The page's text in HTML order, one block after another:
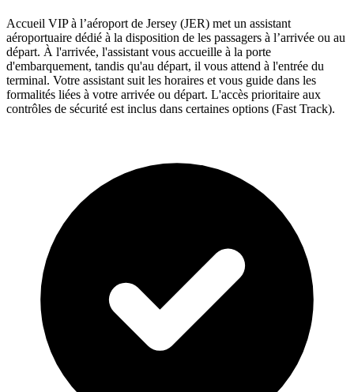
Accueil VIP à l’aéroport de Jersey (JER) met un assistant
aéroportuaire dédié à la disposition de les passagers à l’arrivée ou au
départ. À l'arrivée, l'assistant vous accueille à la porte
d'embarquement, tandis qu'au départ, il vous attend à l'entrée du
terminal. Votre assistant suit les horaires et vous guide dans les
formalités liées à votre arrivée ou départ. L'accès prioritaire aux
contrôles de sécurité est inclus dans certaines options (Fast Track).